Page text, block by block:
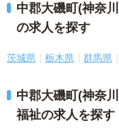
中郡大磯町(神奈
の求人を探す
茨城県 栃木県 群馬県
中郡大磯町(神奈
福祉の求人を探す